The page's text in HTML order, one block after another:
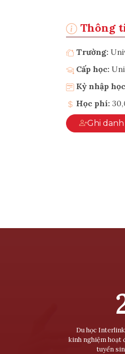
Thông
Trường:
Cấp học:
Kỳ nhập
Học phí:
Ghi danh
Du học
kinh nghiệm hoạt
tuyển